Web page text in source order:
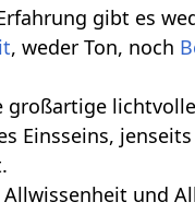
gibt es
, weder Ton, noch
großartige
Einsseins,
Allwissenheit und